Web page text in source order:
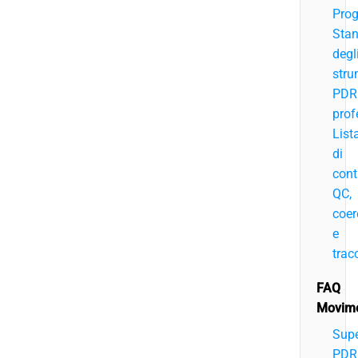
PDR
di
QC,
e
FAQ
PDR